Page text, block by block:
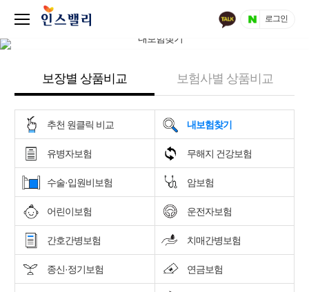
로그인
보장별 상품비교 보험사별 상품비교
추천 원클릭 비교 내보험찾기
유병자보험 무해지 건강보험
수술·입원비보험 암보험
어린이보험 운전자보험
간호간병보험 치매간병보험
종신·정기보험 연금보험